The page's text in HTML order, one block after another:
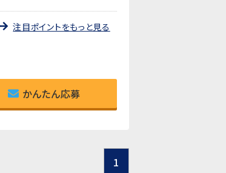
注目ポイントをもっと見る
かんたん応募
1